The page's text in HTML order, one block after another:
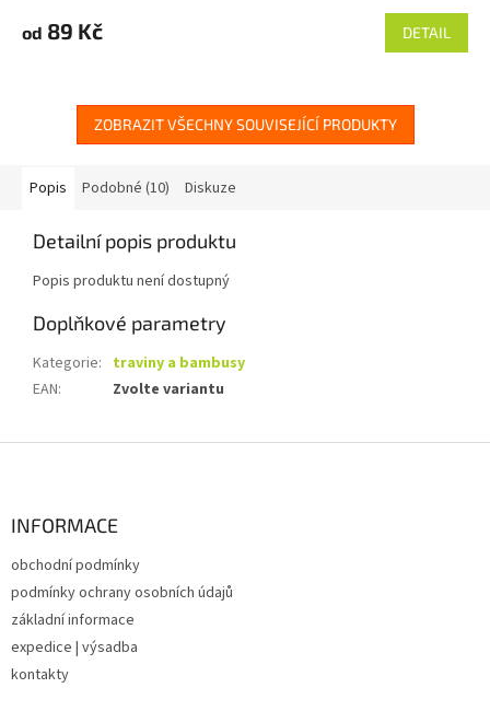
od 89 Kč DETAIL
ZOBRAZIT VŠECHNY SOUVISEJÍCÍ PRODUKTY
Popis Podobné (10) Diskuze
Detailní popis produktu
Popis produktu není dostupný
Doplňkové parametry
Kategorie: traviny a bambusy
EAN: Zvolte variantu
INFORMACE
obchodní podmínky
podmínky ochrany osobních údajů
základní informace
expedice | výsadba
kontakty